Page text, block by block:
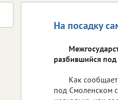
На посадку
разбившийся под
Как
под Смоленском